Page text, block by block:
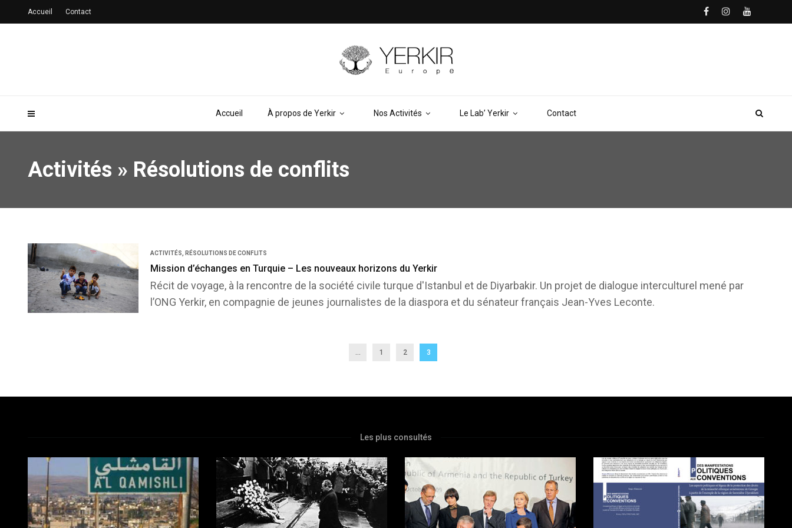
Accueil À propos de Yerkir Nos Activités Le Lab’ Yerkir Contact
Accueil Contact
Activités » Résolutions de conflits
ACTIVITÉS RÉSOLUTIONS DE CONFLITS
Mission d’échanges en Turquie – Les nouveaux horizons du Yerkir
Récit de voyage, à la rencontre de la société civile turque d'Istanbul et de Diyarbakir. Un projet de dialogue interculturel mené par
l’ONG Yerkir, en compagnie de jeunes journalistes de la diaspora et du sénateur français Jean-Yves Leconte.
... 1 2 3
Les plus consultés